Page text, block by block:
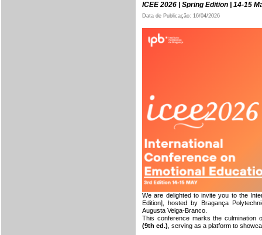
ICEE 2026 | Spring Edition | 14-15
Data de Publicação: 16/04/2026
We are delighted to invite you to the
Edition], hosted by Bragança
Augusta Veiga-Branco.
This conference marks the culmination
(9th ed.) serving as a platform to